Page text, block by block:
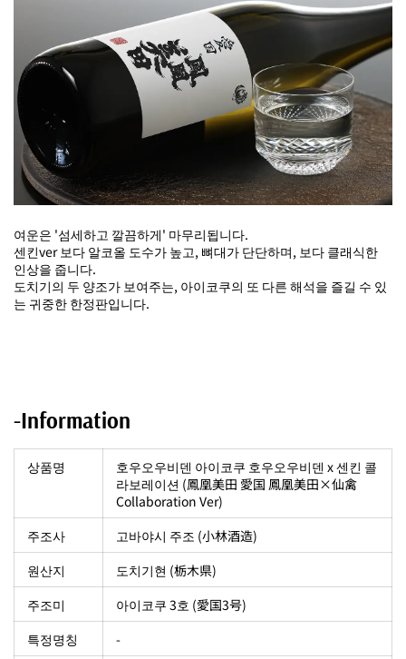
여운은 '섬세하고 깔끔하게' 마무리됩니다.
센킨ver 보다 알코올 도수가 높고, 뼈대가 단단하며, 보다 클래식한
인상을 줍니다.
도치기의 두 양조가 보여주는, 아이코쿠의 또 다른 해석을 즐길 수 있
는 귀중한 한정판입니다.
-Information
상품명
호우오우비덴 아이코쿠 호우오우비덴 x 센킨 콜
라보레이션 (鳳凰美田 愛国 鳳凰美田×仙禽
Collaboration Ver)
주조사
고바야시 주조 (小林酒造)
원산지
도치기현 (栃木県)
주조미
아이코쿠 3호 (愛国3号)
특정명칭
-